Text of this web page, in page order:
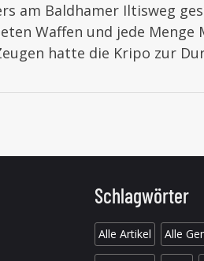
am Baldhamer Iltisweg
Waffen und jede
hatte die Kripo zur
Schlagwörter
Alle Artikel Alle